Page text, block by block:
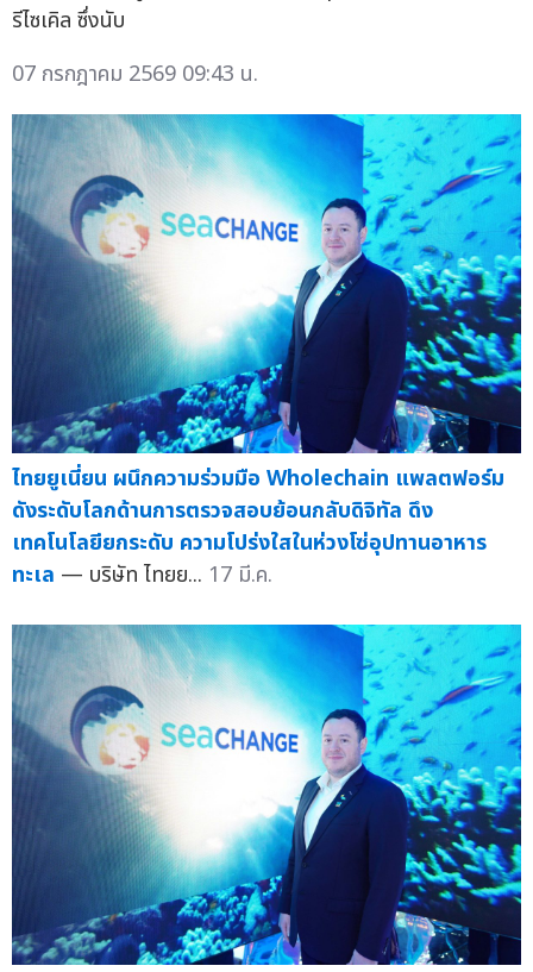
รีไซเคิล ซึ่งนับ
07 กรกฎาคม 2569 09:43 น.
ไทยยูเนี่ยน ผนึกความร่วมมือ Wholechain แพลตฟอร์ม
ดังระดับโลกด้านการตรวจสอบย้อนกลับดิจิทัล ดึง
เทคโนโลยียกระดับ ความโปร่งใสในห่วงโซ่อุปทานอาหาร
ทะเล — บริษัท ไทยย... 17 มี.ค.